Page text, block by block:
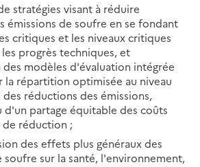
stratégies visant à réduire
émissions de soufre en se fondant
critiques et les niveaux critiques
les progrès techniques, et
modèles d'évaluation intégrée
la répartition optimisée au niveau
réductions des émissions,
partage équitable des coûts
de réduction ;
des effets plus généraux des
soufre sur la santé, l'environnement,